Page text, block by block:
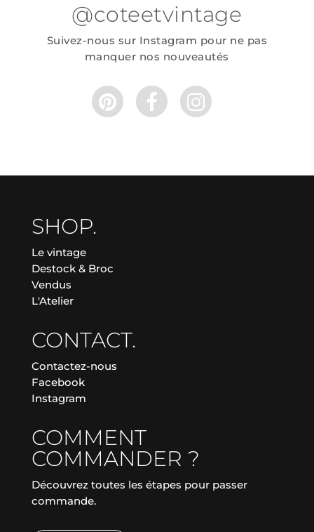
@coteetvintage
Suivez-nous sur Instagram pour ne pas
manquer nos nouveautés
SHOP.
Le vintage
Destock & Broc
Vendus
L'Atelier
CONTACT.
Contactez-nous
Facebook
Instagram
COMMENT
COMMANDER ?
Découvrez toutes les étapes pour passer
commande.